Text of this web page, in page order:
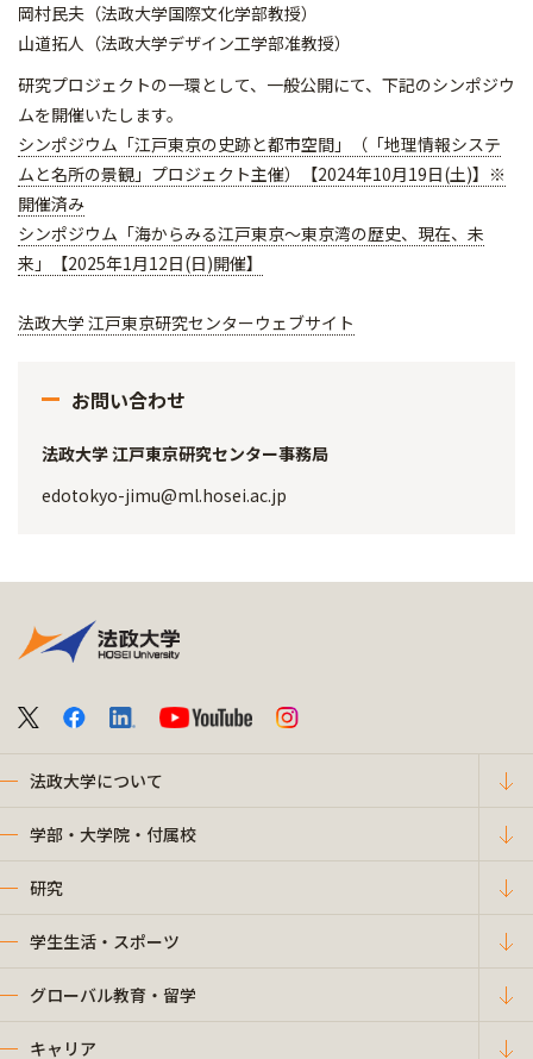
岡村民夫（法政大学国際文化学部教授）
山道拓人（法政大学デザイン工学部准教授）
研究プロジェクトの一環として、一般公開にて、下記のシンポジウ
ムを開催いたします。
シンポジウム「江戸東京の史跡と都市空間」（「地理情報システ
ムと名所の景観」プロジェクト主催）【2024年10月19日(土)】※
開催済み
シンポジウム「海からみる江戸東京～東京湾の歴史、現在、未
来」【2025年1月12日(日)開催】
法政大学 江戸東京研究センターウェブサイト
お問い合わせ
法政大学 江戸東京研究センター事務局
edotokyo-jimu@ml.hosei.ac.jp
法政大学について
学部・大学院・付属校
研究
学生生活・スポーツ
グローバル教育・留学
キャリア